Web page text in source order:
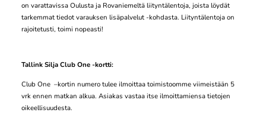
on varattavissa Oulusta ja Rovaniemeltä liityntälentoja, joista löydät
tarkemmat tiedot varauksen lisäpalvelut -kohdasta. Liityntälentoja on
rajoitetusti, toimi nopeasti!
Tallink Silja Club One -kortti:
Club One –kortin numero tulee ilmoittaa toimistoomme viimeistään 5
vrk ennen matkan alkua. Asiakas vastaa itse ilmoittamiensa tietojen
oikeellisuudesta.